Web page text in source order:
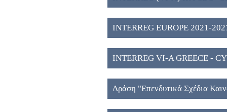
2027" (2)
INTERREG EUROPE 2021-
INTERREG VI-A GREECE -
Δράση "Eπενδυτικά Σχέδια
Μακεδονία", ΕΣΠΑ 2021-2027